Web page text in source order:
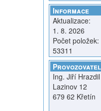
Informace
Aktualizace:
1. 8. 2026
Počet položek:
53311
Provozovatel
Ing. Jiří Hrazdil
Lazinov 12
679 62 Křetín